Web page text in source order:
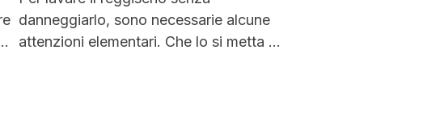
danneggiarlo, sono necessarie alcune
attenzioni elementari. Che lo si metta in